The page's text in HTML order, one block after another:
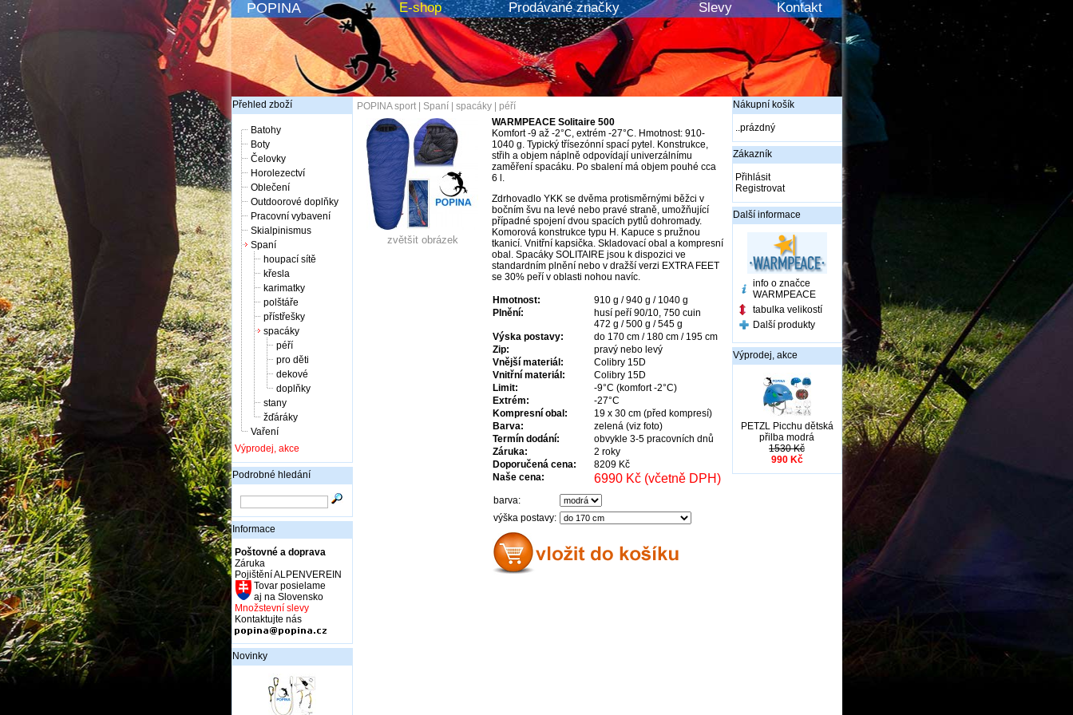
POPINA E-shop Prodávané značky Slevy Kontakt
Přehled zboží
Batohy
Boty
Čelovky
Horolezectví
Oblečení
Outdoorové doplňky
Pracovní vybavení
Skialpinismus
Spaní
houpací sítě
křesla
karimatky
polštáře
přístřešky
spacáky
péří
pro děti
dekové
doplňky
stany
žďáráky
Vaření
Výprodej, akce
Podrobné hledání
Informace
Poštovné a doprava
Záruka
Pojištění ALPENVEREIN
Tovar posielame
aj na Slovensko
Množstevní slevy
Kontaktujte nás
Novinky
POPINA sport| Spaní spacáky| péří
zvětšit obrázek
WARMPEACE Solitaire 500
Komfort -9 až -2°C, extrém -27°C. Hmotnost: 910-
1040 g. Typický třísezónní spací pytel. Konstrukce,
střih a objem náplně odpovídají univerzálnímu
zaměření spacáku. Po sbalení má objem pouhé cca
6 l.
Zdrhovadlo YKK se dvěma protisměrnými běžci v
bočním švu na levé nebo pravé straně, umožňující
případné spojení dvou spacích pytlů dohromady.
Komorová konstrukce typu H. Kapuce s pružnou
tkanicí. Vnitřní kapsička. Skladovací obal a kompresní
obal. Spacáky SOLITAIRE jsou k dispozici ve
standardním plnění nebo v dražší verzi EXTRA FEET
se 30% peří v oblasti nohou navíc.
Hmotnost:
910 g / 940 g / 1040 g
Plnění:
husí peří 90/10, 750 cuin
472 g / 500 g / 545 g
Výska postavy:
do 170 cm / 180 cm / 195 cm
Zip:
pravý nebo levý
Vnější materiál:
Colibry 15D
Vnitřní materiál:
Colibry 15D
Limit:
-9°C (komfort -2°C)
Extrém:
-27°C
Kompresní obal:
19 x 30 cm (před kompresí)
Barva:
zelená (viz foto)
Termín dodání:
obvykle 3-5 pracovních dnů
Záruka:
2 roky
Doporučená cena:
8209 Kč
Naše cena:
6990 Kč (včetně DPH)
barva:
výška postavy:
Nákupní košík
..prázdný
Zákazník
Přihlásit
Registrovat
Další informace
info o značce
WARMPEACE
tabulka velikostí
Další produkty
Výprodej, akce
PETZL Picchu dětská
přilba modrá
1530 Kč
990 Kč